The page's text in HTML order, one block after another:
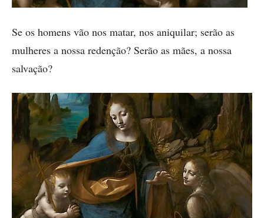
Se os homens vão nos matar, nos aniquilar; serão as
mulheres a nossa redenção? Serão as mães, a nossa
salvação?